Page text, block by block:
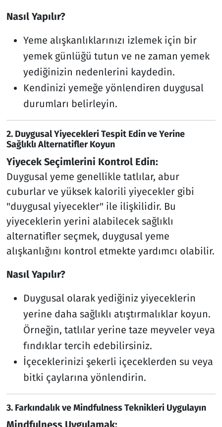
Nasıl Yapılır?
Yeme alışkanlıklarınızı izlemek için bir
yemek günlüğü tutun ve ne zaman yemek
yediğinizin nedenlerini kaydedin.
Kendinizi yemeğe yönlendiren duygusal
durumları belirleyin.
2. Duygusal Yiyecekleri Tespit Edin ve Yerine
Sağlıklı Alternatifler Koyun
Yiyecek Seçimlerini Kontrol Edin:
Duygusal yeme genellikle tatlılar, abur
cuburlar ve yüksek kalorili yiyecekler gibi
"duygusal yiyecekler" ile ilişkilidir. Bu
yiyeceklerin yerini alabilecek sağlıklı
alternatifler seçmek, duygusal yeme
alışkanlığını kontrol etmekte yardımcı olabilir.
Nasıl Yapılır?
Duygusal olarak yediğiniz yiyeceklerin
yerine daha sağlıklı atıştırmalıklar koyun.
Örneğin, tatlılar yerine taze meyveler veya
fındıklar tercih edebilirsiniz.
İçeceklerinizi şekerli içeceklerden su veya
bitki çaylarına yönlendirin.
3. Farkındalık ve Mindfulness Teknikleri Uygulayın